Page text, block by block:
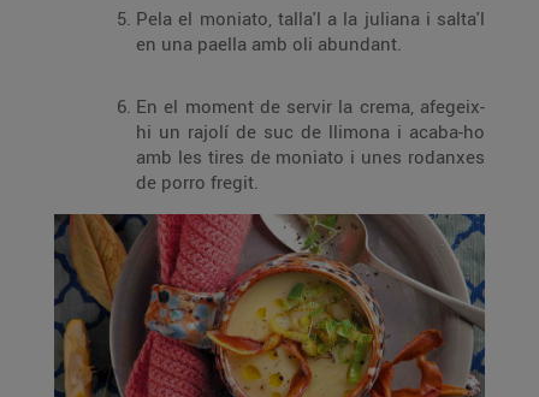
Pela el moniato, talla'l a la juliana i salta'l
en una paella amb oli abundant.
En el moment de servir la crema, afegeix-
hi un rajolí de suc de llimona i acaba-ho
amb les tires de moniato i unes rodanxes
de porro fregit.